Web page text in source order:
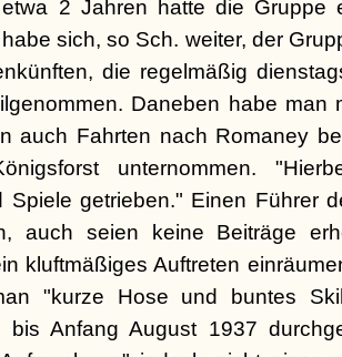
etwa 2 Jahren hatte die Gruppe
sich, so Sch. weiter, der
die regelmäßig
Daneben habe man
auch Fahrten nach Romaney
unternommen.
Spiele getrieben." Einen Führer
auch seien keine Beiträge
kluftmäßiges Auftreten
"kurze Hose und buntes
bis Anfang August 1937